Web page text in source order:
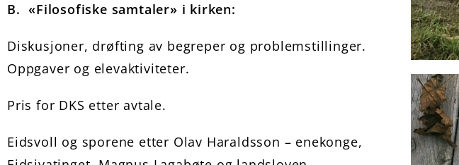
B. «Filosofiske samtaler» i kirken:
Diskusjoner, drøfting av begreper og problemstillinger.
Oppgaver og elevaktiviteter.
Pris for DKS etter avtale.
Eidsvoll og sporene etter Olav Haraldsson – enekonge,